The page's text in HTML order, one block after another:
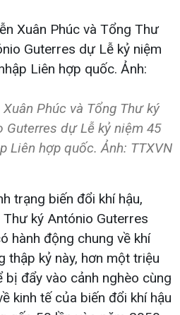
Phúc và Tổng Thư ký
dự Lễ kỷ niệm 45
Liên hợp quốc. Ảnh: TTXVN
trạng biến đổi khí hậu,
ký António Guterres
hành động chung về khí
thập kỷ này, hơn một triệu
đẩy vào cảnh nghèo cùng
kinh tế của biến đổi khí hậu